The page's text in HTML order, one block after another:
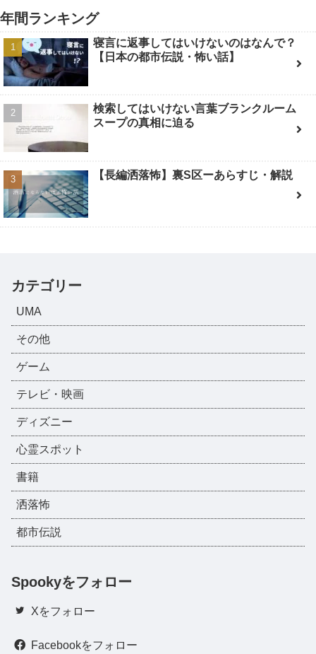
年間ランキング
寝言に返事してはいけないのはなんで？
【日本の都市伝説・怖い話】
検索してはいけない言葉ブランクルーム
スープの真相に迫る
【長編洒落怖】裏S区ーあらすじ・解説
カテゴリー
UMA
その他
ゲーム
テレビ・映画
ディズニー
心霊スポット
書籍
洒落怖
都市伝説
Spookyをフォロー
Xをフォロー
Facebookをフォロー